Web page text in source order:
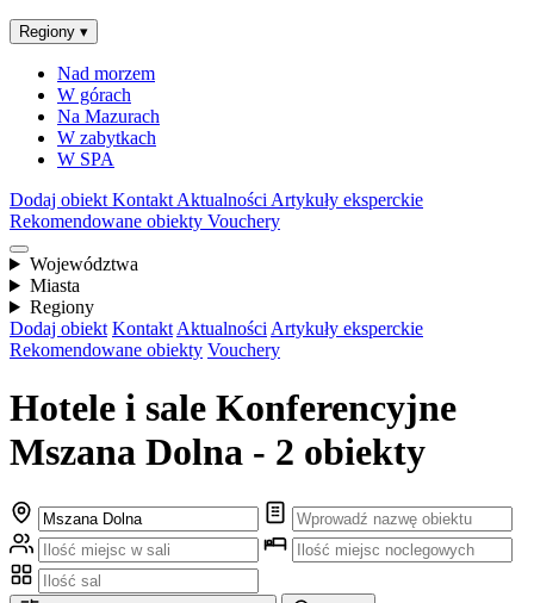
Regiony ▾
Nad morzem
W górach
Na Mazurach
W zabytkach
W SPA
Dodaj obiekt Kontakt Aktualności Artykuły eksperckie
Rekomendowane obiekty Vouchery
Województwa
Miasta
Regiony
Dodaj obiekt Kontakt Aktualności Artykuły eksperckie
Rekomendowane obiekty Vouchery
Hotele i sale Konferencyjne
Mszana Dolna - 2 obiekty